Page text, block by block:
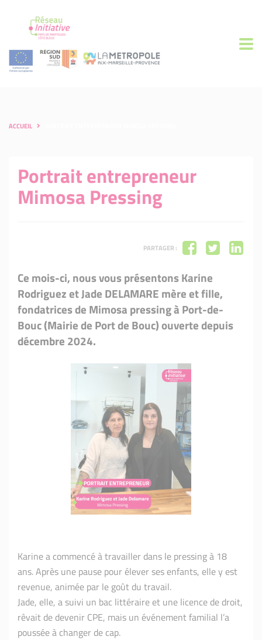
ACCUEIL
Portrait entrepreneur
Mimosa Pressing
PARTAGER :
Ce mois-ci, nous vous présentons Karine
Rodriguez et Jade DELAMARE mère et fille,
fondatrices de Mimosa pressing à Port-de-
Bouc (Mairie de Port de Bouc) ouverte depuis
décembre 2024.
Karine a commencé à travailler dans le pressing à 18
ans. Après une pause pour élever ses enfants, elle y est
revenue, animée par le goût du travail.
Jade, elle, a suivi un bac littéraire et une licence de droit,
rêvait de devenir CPE, mais un événement familial l’a
poussée à changer de cap.